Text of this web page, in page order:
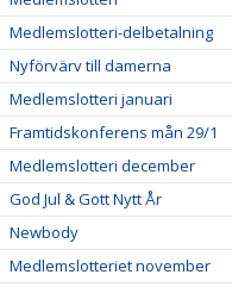
Medlemslotteri-delbetalning
Nyförvärv till damerna
Medlemslotteri januari
Framtidskonferens mån 29/1
Medlemslotteri december
God Jul & Gott Nytt År
Newbody
Medlemslotteriet november